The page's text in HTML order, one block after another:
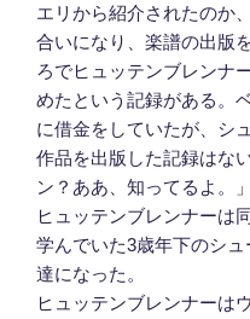
エリから紹介されたのか
合いになり、楽譜の出版
ろでヒュッテンブレンナ
めたという記録がある。
に借金をしていたが、シ
作品を出版した記録はな
ン？ああ、知ってるよ。
ヒュッテンブレンナーは
学んでいた3歳年下のシ
達になった。
ヒュッテンブレンナーは